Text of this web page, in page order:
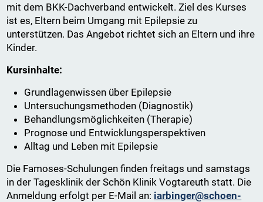
mit dem BKK-Dachverband entwickelt. Ziel des Kurses
ist es, Eltern beim Umgang mit Epilepsie zu
unterstützen. Das Angebot richtet sich an Eltern und ihre
Kinder.
Kursinhalte:
Grundlagenwissen über Epilepsie
Untersuchungsmethoden (Diagnostik)
Behandlungsmöglichkeiten (Therapie)
Prognose und Entwicklungsperspektiven
Alltag und Leben mit Epilepsie
Die Famoses-Schulungen finden freitags und samstags
in der Tagesklinik der Schön Klinik Vogtareuth statt. Die
Anmeldung erfolgt per E-Mail an: iarbinger@schoen-